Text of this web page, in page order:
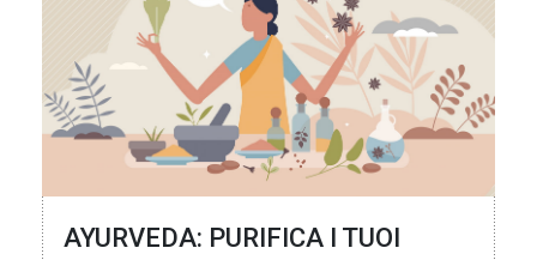
AYURVEDA: PURIFICA I TUOI